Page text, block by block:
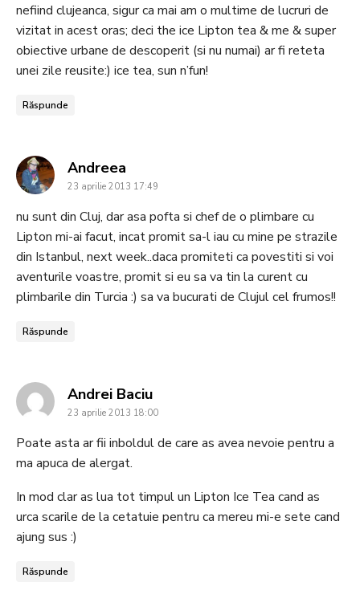
nefiind clujeanca, sigur ca mai am o multime de lucruri de
vizitat in acest oras; deci the ice Lipton tea & me & super
obiective urbane de descoperit (si nu numai) ar fi reteta
unei zile reusite:) ice tea, sun n’fun!
Răspunde
Andreea
23 aprilie 2013 17:49
nu sunt din Cluj, dar asa pofta si chef de o plimbare cu
Lipton mi-ai facut, incat promit sa-l iau cu mine pe strazile
din Istanbul, next week..daca promiteti ca povestiti si voi
aventurile voastre, promit si eu sa va tin la curent cu
plimbarile din Turcia :) sa va bucurati de Clujul cel frumos!!
Răspunde
Andrei Baciusays:
23 aprilie 2013 18:00
Poate asta ar fii inboldul de care as avea nevoie pentru a
ma apuca de alergat.
In mod clar as lua tot timpul un Lipton Ice Tea cand as
urca scarile de la cetatuie pentru ca mereu mi-e sete cand
ajung sus :)
Răspunde